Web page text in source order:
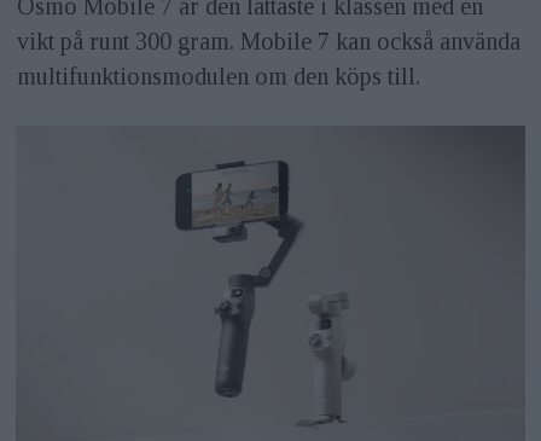
Osmo Mobile 7 är den lättaste i klassen med en
vikt på runt 300 gram. Mobile 7 kan också använda
multifunktionsmodulen om den köps till.